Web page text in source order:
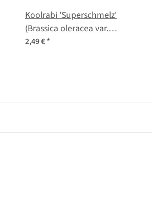
Koolrabi 'Superschmelz'
(Brassica oleracea var.
gongylodes) zaden
2,49 €*